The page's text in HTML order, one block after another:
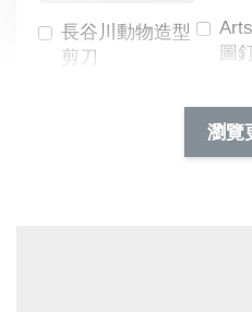
長谷川動物造型
剪刀
圖
NT$
NT$
瀏覽